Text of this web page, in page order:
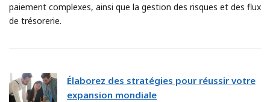
paiement complexes, ainsi que la gestion des risques et des flux
de trésorerie.
Élaborez des stratégies pour réussir votre
expansion mondiale